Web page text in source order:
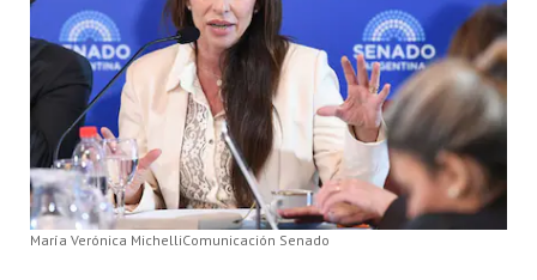
María Verónica MichelliComunicación Senado